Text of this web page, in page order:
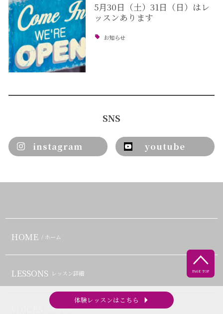
5月30日（土）31日（日）はレ
ッスンあります
お知らせ
SNS
instagram youtube
体験レッスンはこちら arrow_right

PAGE TOP
HOME / ホーム
LESSONS レッスン詳細
みんなの声